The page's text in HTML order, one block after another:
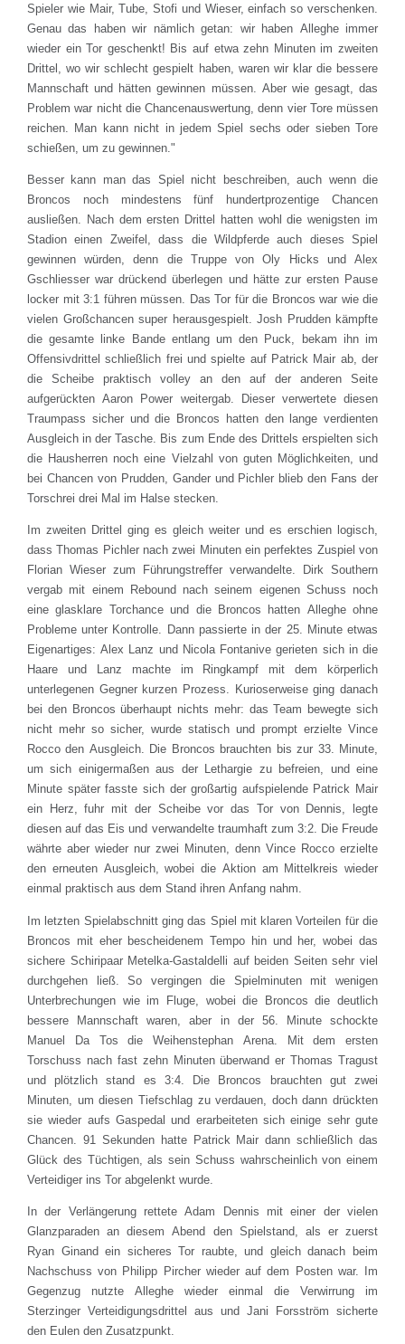
Spieler wie Mair, Tube, Stofi und Wieser, einfach so verschenken.
Genau das haben wir nämlich getan: wir haben Alleghe immer
wieder ein Tor geschenkt! Bis auf etwa zehn Minuten im zweiten
Drittel, wo wir schlecht gespielt haben, waren wir klar die bessere
Mannschaft und hätten gewinnen müssen. Aber wie gesagt, das
Problem war nicht die Chancenauswertung, denn vier Tore müssen
reichen. Man kann nicht in jedem Spiel sechs oder sieben Tore
schießen, um zu gewinnen."
Besser kann man das Spiel nicht beschreiben, auch wenn die
Broncos noch mindestens fünf hundertprozentige Chancen
ausließen. Nach dem ersten Drittel hatten wohl die wenigsten im
Stadion einen Zweifel, dass die Wildpferde auch dieses Spiel
gewinnen würden, denn die Truppe von Oly Hicks und Alex
Gschliesser war drückend überlegen und hätte zur ersten Pause
locker mit 3:1 führen müssen. Das Tor für die Broncos war wie die
vielen Großchancen super herausgespielt. Josh Prudden kämpfte
die gesamte linke Bande entlang um den Puck, bekam ihn im
Offensivdrittel schließlich frei und spielte auf Patrick Mair ab, der
die Scheibe praktisch volley an den auf der anderen Seite
aufgerückten Aaron Power weitergab. Dieser verwertete diesen
Traumpass sicher und die Broncos hatten den lange verdienten
Ausgleich in der Tasche. Bis zum Ende des Drittels erspielten sich
die Hausherren noch eine Vielzahl von guten Möglichkeiten, und
bei Chancen von Prudden, Gander und Pichler blieb den Fans der
Torschrei drei Mal im Halse stecken.
Im zweiten Drittel ging es gleich weiter und es erschien logisch,
dass Thomas Pichler nach zwei Minuten ein perfektes Zuspiel von
Florian Wieser zum Führungstreffer verwandelte. Dirk Southern
vergab mit einem Rebound nach seinem eigenen Schuss noch
eine glasklare Torchance und die Broncos hatten Alleghe ohne
Probleme unter Kontrolle. Dann passierte in der 25. Minute etwas
Eigenartiges: Alex Lanz und Nicola Fontanive gerieten sich in die
Haare und Lanz machte im Ringkampf mit dem körperlich
unterlegenen Gegner kurzen Prozess. Kurioserweise ging danach
bei den Broncos überhaupt nichts mehr: das Team bewegte sich
nicht mehr so sicher, wurde statisch und prompt erzielte Vince
Rocco den Ausgleich. Die Broncos brauchten bis zur 33. Minute,
um sich einigermaßen aus der Lethargie zu befreien, und eine
Minute später fasste sich der großartig aufspielende Patrick Mair
ein Herz, fuhr mit der Scheibe vor das Tor von Dennis, legte
diesen auf das Eis und verwandelte traumhaft zum 3:2. Die Freude
währte aber wieder nur zwei Minuten, denn Vince Rocco erzielte
den erneuten Ausgleich, wobei die Aktion am Mittelkreis wieder
einmal praktisch aus dem Stand ihren Anfang nahm.
Im letzten Spielabschnitt ging das Spiel mit klaren Vorteilen für die
Broncos mit eher bescheidenem Tempo hin und her, wobei das
sichere Schiripaar Metelka-Gastaldelli auf beiden Seiten sehr viel
durchgehen ließ. So vergingen die Spielminuten mit wenigen
Unterbrechungen wie im Fluge, wobei die Broncos die deutlich
bessere Mannschaft waren, aber in der 56. Minute schockte
Manuel Da Tos die Weihenstephan Arena. Mit dem ersten
Torschuss nach fast zehn Minuten überwand er Thomas Tragust
und plötzlich stand es 3:4. Die Broncos brauchten gut zwei
Minuten, um diesen Tiefschlag zu verdauen, doch dann drückten
sie wieder aufs Gaspedal und erarbeiteten sich einige sehr gute
Chancen. 91 Sekunden hatte Patrick Mair dann schließlich das
Glück des Tüchtigen, als sein Schuss wahrscheinlich von einem
Verteidiger ins Tor abgelenkt wurde.
In der Verlängerung rettete Adam Dennis mit einer der vielen
Glanzparaden an diesem Abend den Spielstand, als er zuerst
Ryan Ginand ein sicheres Tor raubte, und gleich danach beim
Nachschuss von Philipp Pircher wieder auf dem Posten war. Im
Gegenzug nutzte Alleghe wieder einmal die Verwirrung im
Sterzinger Verteidigungsdrittel aus und Jani Forsström sicherte
den Eulen den Zusatzpunkt.